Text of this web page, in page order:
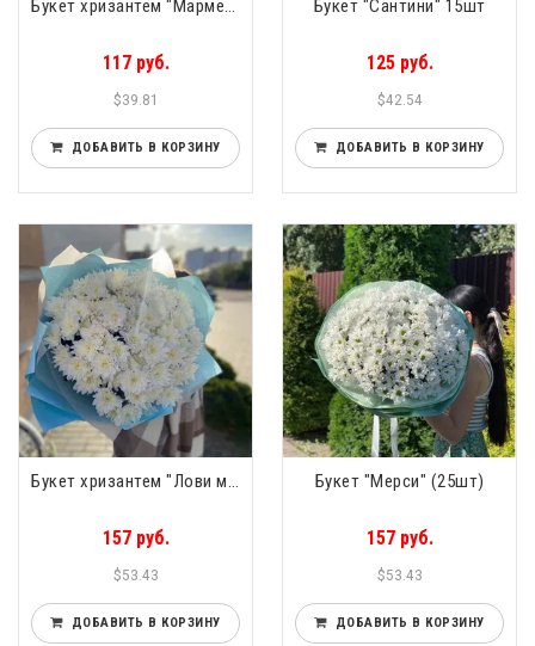
Букет хризантем "Мармелад" 11шт
117 руб.
$39.81
ДОБАВИТЬ В КОРЗИНУ
Букет "Сантини" 15шт
125 руб.
$42.54
ДОБАВИТЬ В КОРЗИНУ
Букет хризантем "Лови мгновенье" (15шт)
157 руб.
$53.43
ДОБАВИТЬ В КОРЗИНУ
Букет "Мерси" (25шт)
157 руб.
$53.43
ДОБАВИТЬ В КОРЗИНУ